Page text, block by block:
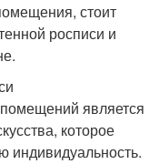
стоит
росписи и
является
которое
индивидуальность.